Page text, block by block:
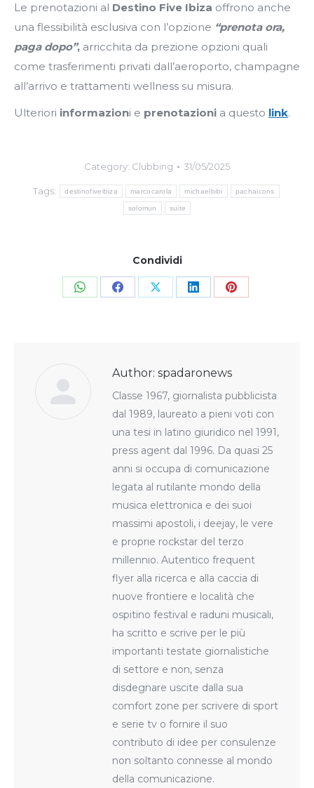
Le prenotazioni al Destino Five Ibiza offrono anche
una flessibilità esclusiva con l’opzione “prenota ora,
paga dopo”, arricchita da prezione opzioni quali
come trasferimenti privati dall’aeroporto, champagne
all’arrivo e trattamenti wellness su misura.
Ulteriori informazioni e prenotazioni a questo link.
Category: Clubbing 31/05/2025
Tags: destinofiveibiza marcocarola michaelbibi pachaicons
solomun suite
Condividi
Share Share Share Share Share
Author: spadaronews
Classe 1967, giornalista pubblicista
dal 1989, laureato a pieni voti con
una tesi in latino giuridico nel 1991,
press agent dal 1996. Da quasi 25
anni si occupa di comunicazione
legata al rutilante mondo della
musica elettronica e dei suoi
massimi apostoli, i deejay, le vere
e proprie rockstar del terzo
millennio. Autentico frequent
flyer alla ricerca e alla caccia di
nuove frontiere e località che
ospitino festival e raduni musicali,
ha scritto e scrive per le più
importanti testate giornalistiche
di settore e non, senza
disdegnare uscite dalla sua
comfort zone per scrivere di sport
e serie tv o fornire il suo
contributo di idee per consulenze
non soltanto connesse al mondo
della comunicazione.